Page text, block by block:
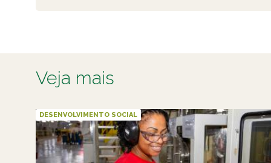
Veja mais
DESENVOLVIMENTO SOCIAL